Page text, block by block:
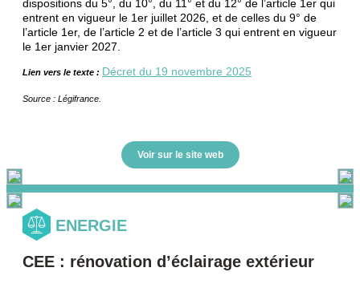
dispositions du 5°, du 10°, du 11° et du 12° de l’article 1er qui
entrent en vigueur le 1er juillet 2026, et de celles du 9° de
l’article 1er, de l’article 2 et de l’article 3 qui entrent en vigueur
le 1er janvier 2027.
Lien vers le texte : Décret du 19 novembre 2025
Source : Légifrance.
Voir sur le site web
ENERGIE
CEE : rénovation d’éclairage extérieur